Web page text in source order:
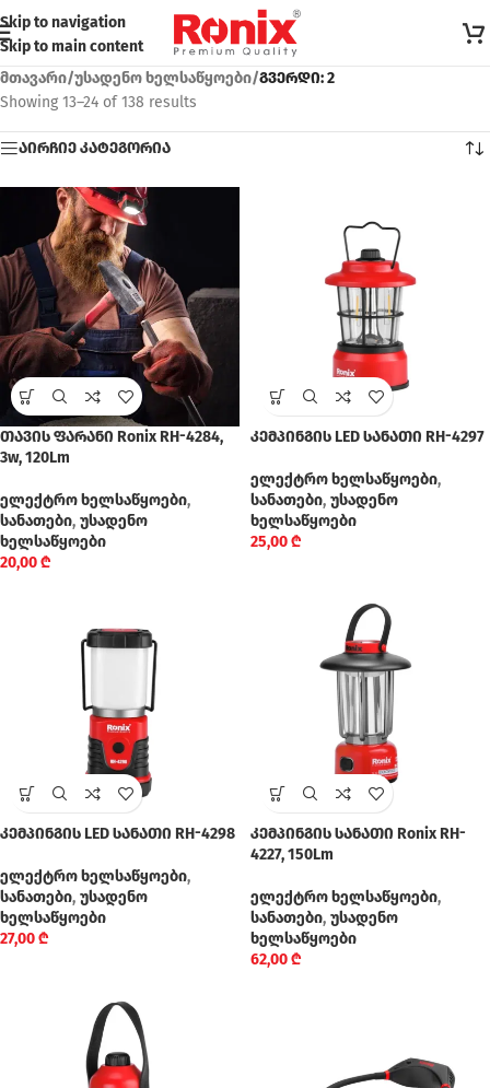
Skip to navigation
Skip to main content
მთავარი/უსადენო ხელსაწყოები/გვერდი: 2
Showing 13–24 of 138 results
აირჩიე კატეგორია
თავის ფარანი Ronix RH-4284,
3w, 120Lm
ელექტრო ხელსაწყოები,
სანათები, უსადენო
ხელსაწყოები
20,00₾
კემპინგის LED სანათი RH-4297
ელექტრო ხელსაწყოები,
სანათები, უსადენო
ხელსაწყოები
25,00₾
კემპინგის LED სანათი RH-4298
ელექტრო ხელსაწყოები,
სანათები, უსადენო
ხელსაწყოები
27,00₾
კემპინგის სანათი Ronix RH-
4227, 150Lm
ელექტრო ხელსაწყოები,
სანათები, უსადენო
ხელსაწყოები
62,00₾